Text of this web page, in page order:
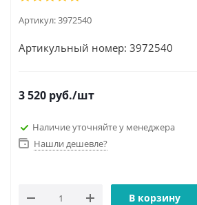
Артикул:3972540
Артикульный номер: 3972540
3 520 руб./шт
Наличие уточняйте у менеджера
Нашли дешевле?
В корзину